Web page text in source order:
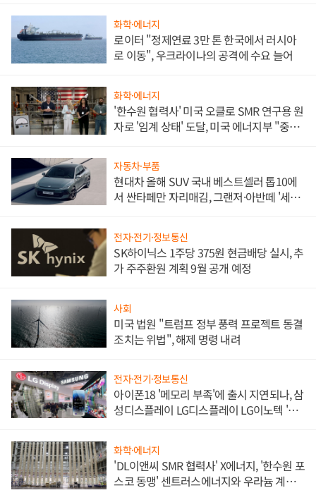
화학·에너지
로이터 "정제연료 3만 톤 한국에서 러시아
로 이동", 우크라이나의 공격에 수요 늘어
화학·에너지
'한수원 협력사' 미국 오클로 SMR 연구용 원
자로 '임계 상태' 도달, 미국 에너지부 "중요
자동차·부품
현대차 올해 SUV 국내 베스트셀러 톱10에
서 싼타페만 자리매김, 그랜저·아반떼 '세단
전자·전기·정보통신
SK하이닉스 1주당 375원 현금배당 실시, 추
가 주주환원 계획 9월 공개 예정
사회
미국 법원 "트럼프 정부 풍력 프로젝트 동결
조치는 위법", 해제 명령 내려
전자·전기·정보통신
아이폰18 '메모리 부족'에 출시 지연되나, 삼
성디스플레이 LG디스플레이 LG이노텍 '탈
화학·에너지
'DL이앤씨 SMR 협력사' X에너지, '한수원 포
스코 동맹' 센트러스에너지와 우라늄 계약